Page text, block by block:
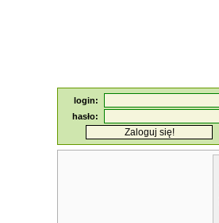
login:
hasło: